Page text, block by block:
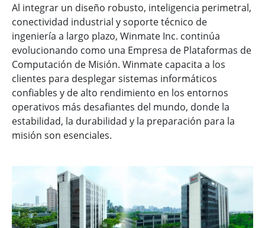
Al integrar un diseño robusto, inteligencia perimetral,
conectividad industrial y soporte técnico de
ingeniería a largo plazo, Winmate Inc. continúa
evolucionando como una Empresa de Plataformas de
Computación de Misión. Winmate capacita a los
clientes para desplegar sistemas informáticos
confiables y de alto rendimiento en los entornos
operativos más desafiantes del mundo, donde la
estabilidad, la durabilidad y la preparación para la
misión son esenciales.